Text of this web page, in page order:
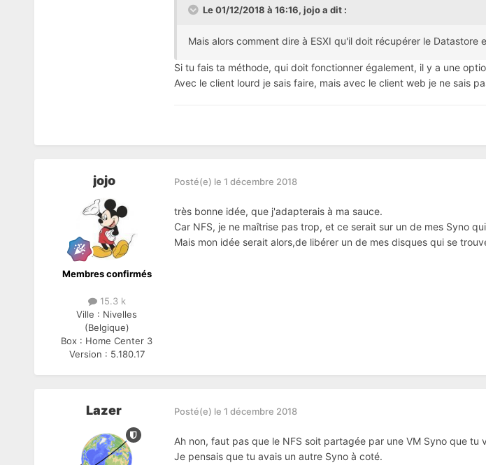
Le 01/12/2018 à 16:16, jojoa dit :
Mais alors comment dire à ESXI qu'il doit récupérer le Datastore
Si tu fais ta méthode, qui doit fonctionner également, il y a une
Avec le client lourd je sais faire, mais avec le client web je ne sais
jojo
Membres confirmés
15.3 k
Ville : Nivelles
(Belgique)
Box : Home Center 3
Version : 5.180.17
Posté(e) le 1 décembre 2018
très bonne idée, que j'adapterais à ma sauce.
Car NFS, je ne maîtrise pas trop, et ce serait sur un de mes Syno
Mais mon idée serait alors,de libérer un de mes disques qui se
Lazer Posté(e) le 1 décembre 2018
Ah non, faut pas que le NFS soit partagée par une VM Syno que
Je pensais que tu avais un autre Syno à coté.